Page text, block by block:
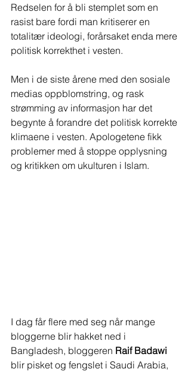
Redselen for å bli stemplet som en
rasist bare fordi man kritiserer en
totalitær ideologi, forårsaket enda mere
politisk korrekthet i vesten.
Men i de siste årene med den sosiale
medias oppblomstring, og rask
strømming av informasjon har det
begynte å forandre det politisk korrekte
klimaene i vesten. Apologetene fikk
problemer med å stoppe opplysning
og kritikken om ukulturen i Islam.
I dag får flere med seg når mange
bloggerne blir hakket ned i
Bangladesh, bloggeren Raif Badawi
blir pisket og fengslet i Saudi Arabia,